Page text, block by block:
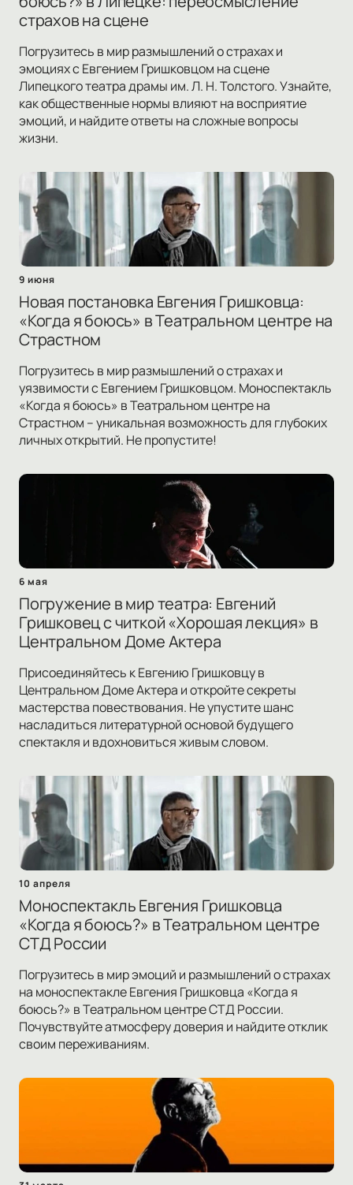
страхов на сцене
Погрузитесь в мир размышлений о страхах и
эмоциях с Евгением Гришковцом на сцене
Липецкого театра драмы им. Л. Н. Толстого. Узнайте,
как общественные нормы влияют на восприятие
эмоций, и найдите ответы на сложные вопросы
жизни.
9 июня
Новая постановка Евгения Гришковца:
«Когда я боюсь» в Театральном центре на
Страстном
Погрузитесь в мир размышлений о страхах и
уязвимости с Евгением Гришковцом. Моноспектакль
«Когда я боюсь» в Театральном центре на
Страстном – уникальная возможность для глубоких
личных открытий. Не пропустите!
6 мая
Погружение в мир театра: Евгений
Гришковец с читкой «Хорошая лекция» в
Центральном Доме Актера
Присоединяйтесь к Евгению Гришковцу в
Центральном Доме Актера и откройте секреты
мастерства повествования. Не упустите шанс
насладиться литературной основой будущего
спектакля и вдохновиться живым словом.
10 апреля
Моноспектакль Евгения Гришковца
«Когда я боюсь?» в Театральном центре
СТД России
Погрузитесь в мир эмоций и размышлений о страхах
на моноспектакле Евгения Гришковца «Когда я
боюсь?» в Театральном центре СТД России.
Почувствуйте атмосферу доверия и найдите отклик
своим переживаниям.